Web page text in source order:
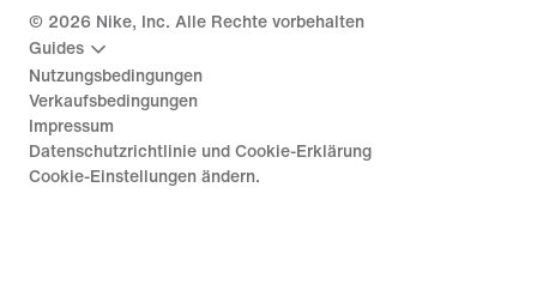
© 2026 Nike, Inc. Alle Rechte vorbehalten
Guides
Nutzungsbedingungen
Verkaufsbedingungen
Impressum
Datenschutzrichtlinie und Cookie-Erklärung
Cookie-Einstellungen ändern.